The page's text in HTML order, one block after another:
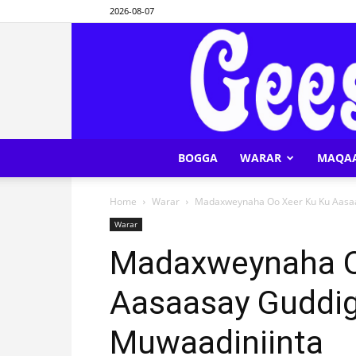
2026-08-07
BOGGA WARAR
Home Warar Madaxweynaha Oo Xeer Ku Ku
Warar
Madaxweynaha
Aasaasay
Muwaadiniinta